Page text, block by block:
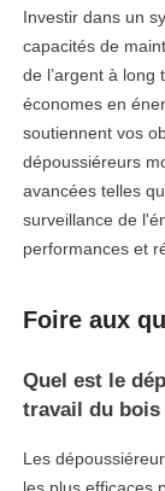
Investir dans un
capacités de
de l’argent à
économes en
soutiennent vos
dépoussiéreurs
avancées telles
surveillance de
performances et
Foire aux
Quel est le
travail du bois
Les
les plus efficaces